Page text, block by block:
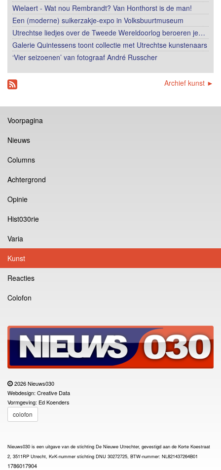
Wielaert - Wat nou Rembrandt? Van Honthorst is de man!
Een (moderne) suikerzakje-expo in Volksbuurtmuseum
Utrechtse liedjes over de Tweede Wereldoorlog beroeren je…
Galerie Quintessens toont collectie met Utrechtse kunstenaars
‘Vier seizoenen’ van fotograaf André Russcher
Archief kunst ►
Voorpagina
Nieuws
Columns
Achtergrond
Opinie
Hist030rie
Varia
Kunst
Reacties
Colofon
2026 Nieuws030
Webdesign: Creative Data
Vormgeving: Ed Koenders
colofon
Nieuws030 is een uitgave van de stichting De Nieuwe Utrechter, gevestigd aan de Korte Koestraat
2, 3511RP Utrecht, KvK-nummer stichting DNU 30272725, BTW-nummer: NL821437264B01
1786017904